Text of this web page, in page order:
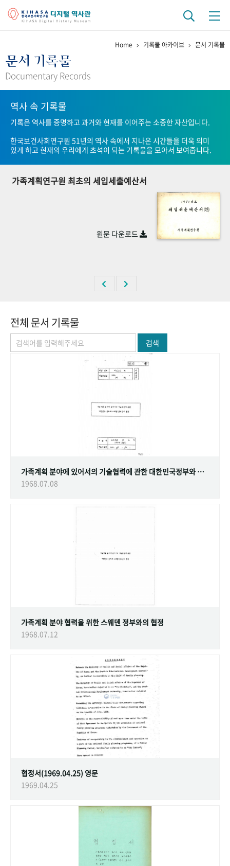
걸어온 길 기관 변천사
연구 역사
정책과 연구 키워드로 보는 연구 역사
연구자들
기록물 아카이브
사진 아카이브 문서 기록물 행정박물
숫자로 보는 50년 50+1주년 광장
Home 기록물 아카이브 문서 기록물
문서 기록물
Documentary Records
역사 속 기록물
기록은 역사를 증명하고 과거와 현재를 이어주는 소중한 자산입니다.
한국보건사회연구원 51년의 역사 속에서 지나온 시간들을 더욱 의미
있게 하고 현재의 우리에게 초석이 되는 기록물을 모아서 보여줍니다.
가족계획연구원 최초의 세입세출예산서
원문 다운로드
전체 문서 기록물
검색
가족계획 분야에 있어서의 기술협력에 관한 대한민국정부와 스웨덴 정부간의 협정
1968.07.08
가족계획 분야 협력을 위한 스웨덴 정부와의 협정
1968.07.12
협정서(1969.04.25) 영문
1969.04.25